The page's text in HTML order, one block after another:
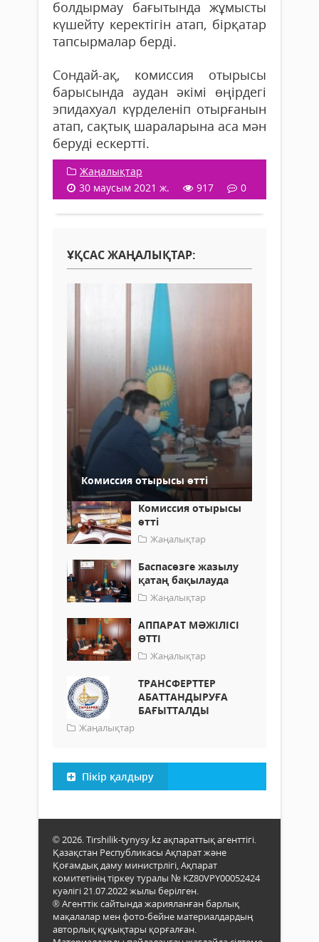
болдырмау бағытында жұмысты
күшейту керектігін атап, бірқатар
тапсырмалар берді.
Сондай-ақ, комиссия отырысы
барысында аудан әкімі өңірдегі
эпидахуал күрделеніп отырғанын
атап, сақтық шараларына аса мән
беруді ескертті.
Жаңалықтар
30 маусым 2021 ж.
917 0
ҰҚСАС ЖАҢАЛЫҚТАР:
Комиссия отырысы өтті
Комиссия отырысы
өтті
Жаңалықтар
Баспасөзге жазылу
қатаң бақылауда
Жаңалықтар
АППАРАТ МӘЖІЛІСІ
ӨТТІ
Жаңалықтар
ТРАНСФЕРТТЕР
АБАТТАНДЫРУҒА
БАҒЫТТАЛДЫ
Жаңалықтар
Пікір қалдыру
© 2026. Tirshilik-tynysy.kz ақпараттық агенттігі.
Қазақстан Республикасы Ақпарат және
Қоғамдық даму министрлігі, Ақпарат
комитетінің тіркеу туралы № KZ80VPY00052424
куәлігі 21.07.2022 жылы берілген.
® Агенттік сайтында жарияланған барлық
мақалалар мен фото-бейне материалдардың
авторлық құқықтары қорғалған.